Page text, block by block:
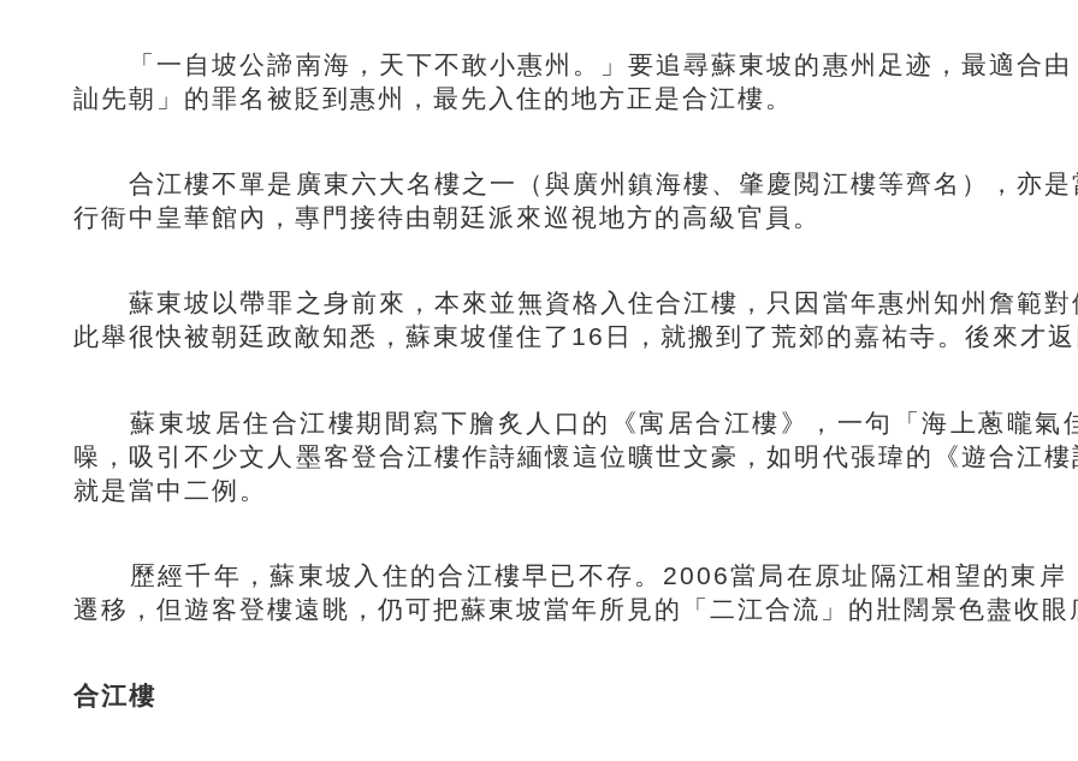
「一自坡公諦南海，天下不敢小惠州。」要追尋蘇東坡的惠州足迹，最適合由
訕先朝」的罪名被貶到惠州，最先入住的地方正是合江樓。
合江樓不單是廣東六大名樓之一（與廣州鎮海樓、肇慶閲江樓等齊名），亦是
行衙中皇華館內，專門接待由朝廷派來巡視地方的高級官員。
蘇東坡以帶罪之身前來，本來並無資格入住合江樓，只因當年惠州知州詹範對
此舉很快被朝廷政敵知悉，蘇東坡僅住了16日，就搬到了荒郊的嘉祐寺。後來才
蘇東坡居住合江樓期間寫下膾炙人口的《寓居合江樓》，一句「海上蔥曨氣
噪，吸引不少文人墨客登合江樓作詩緬懷這位曠世文豪，如明代張瑋的《遊合江
就是當中二例。
歷經千年，蘇東坡入住的合江樓早已不存。2006當局在原址隔江相望的東岸
遷移，但遊客登樓遠眺，仍可把蘇東坡當年所見的「二江合流」的壯闊景色盡收
合江樓